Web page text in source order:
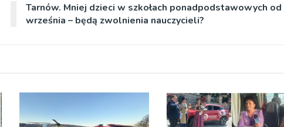
Tarnów. Mniej dzieci w szkołach ponadpodstawowych od
września – będą zwolnienia nauczycieli?